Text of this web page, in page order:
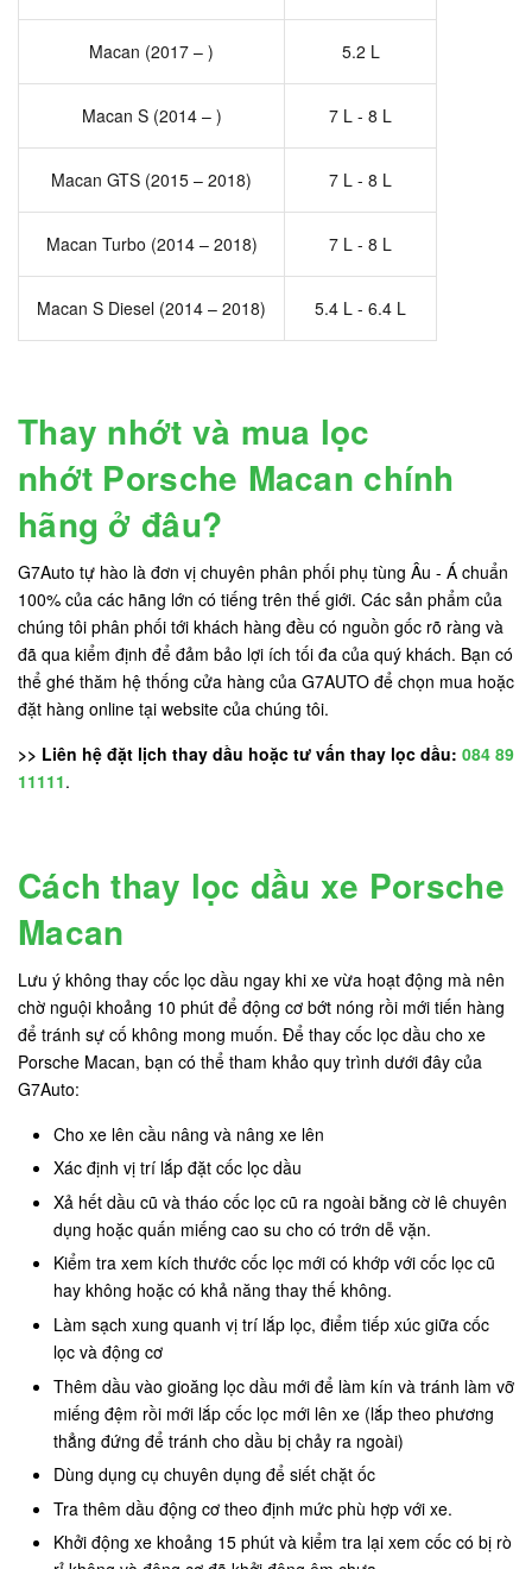
Macan (2017 – ) 5.2 L
Macan S (2014 – ) 7 L - 8 L
Macan GTS (2015 – 2018) 7 L - 8 L
Macan Turbo (2014 – 2018) 7 L - 8 L
Macan S Diesel (2014 – 2018) 5.4 L - 6.4 L
Thay nhớt và mua lọc
nhớt Porsche Macan chính
hãng ở đâu?
G7Auto tự hào là đơn vị chuyên phân phối phụ tùng Âu - Á chuẩn
100% của các hãng lớn có tiếng trên thế giới. Các sản phẩm của
chúng tôi phân phối tới khách hàng đều có nguồn gốc rõ ràng và
đã qua kiểm định để đảm bảo lợi ích tối đa của quý khách. Bạn có
thể ghé thăm hệ thống cửa hàng của G7AUTO để chọn mua hoặc
đặt hàng online tại website của chúng tôi.
>> Liên hệ đặt lịch thay dầu hoặc tư vấn thay lọc dầu: 084 89
11111.
Cách thay lọc dầu xe Porsche
Macan
Lưu ý không thay cốc lọc dầu ngay khi xe vừa hoạt động mà nên
chờ nguội khoảng 10 phút để động cơ bớt nóng rồi mới tiến hàng
để tránh sự cố không mong muốn. Để thay cốc lọc dầu cho xe
Porsche Macan, bạn có thể tham khảo quy trình dưới đây của
G7Auto:
Cho xe lên cầu nâng và nâng xe lên
Xác định vị trí lắp đặt cốc lọc dầu
Xả hết dầu cũ và tháo cốc lọc cũ ra ngoài bằng cờ lê chuyên
dụng hoặc quấn miếng cao su cho có trớn dễ vặn.
Kiểm tra xem kích thước cốc lọc mới có khớp với cốc lọc cũ
hay không hoặc có khả năng thay thế không.
Làm sạch xung quanh vị trí lắp lọc, điểm tiếp xúc giữa cốc
lọc và động cơ
Thêm dầu vào gioăng lọc dầu mới để làm kín và tránh làm vỡ
miếng đệm rồi mới lắp cốc lọc mới lên xe (lắp theo phương
thẳng đứng để tránh cho dầu bị chảy ra ngoài)
Dùng dụng cụ chuyên dụng để siết chặt ốc
Tra thêm dầu động cơ theo định mức phù hợp với xe.
Khởi động xe khoảng 15 phút và kiểm tra lại xem cốc có bị rò